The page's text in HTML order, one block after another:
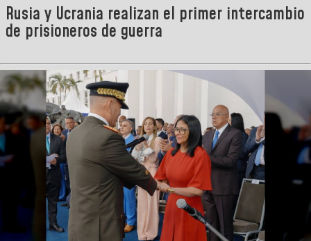
Rusia y Ucrania realizan el primer intercambio
de prisioneros de guerra